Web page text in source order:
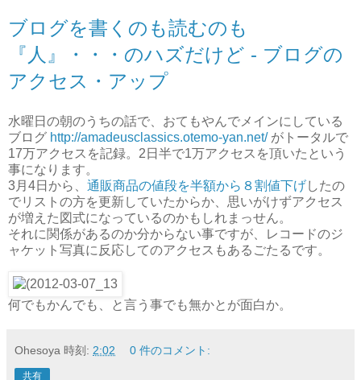
ブログを書くのも読むのも
『人』・・・のハズだけど - ブログの
アクセス・アップ
水曜日の朝のうちの話で、おてもやんでメインにしている
ブログ http://amadeusclassics.otemo-yan.net/がトータルで
17万アクセスを記録。2日半で1万アクセスを頂いたという
事になります。
3月4日から、 通販商品の値段を半額から８割値下げしたの
でリストの方を更新していたからか、思いがけずアクセス
が増えた図式になっているのかもしれまっせん。
それに関係があるのか分からない事ですが、レコードのジ
ャケット写真に反応してのアクセスもあるごたるです。
何でもかんでも、と言う事でも無かとが面白か。
Ohesoya 時刻: 2:02 0 件のコメント:
共有